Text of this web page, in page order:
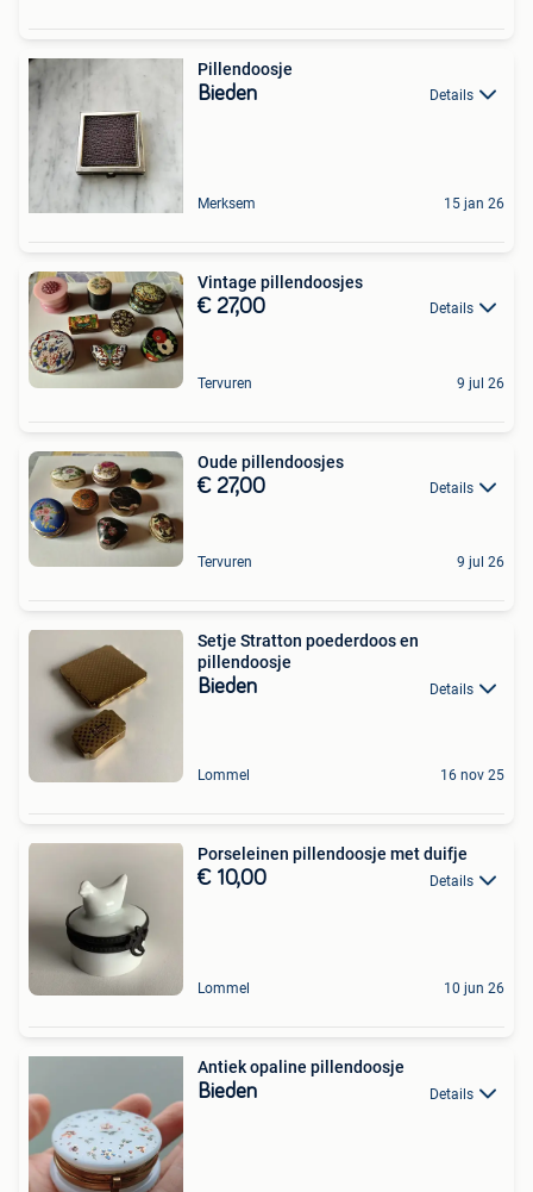
Pillendoosje
Bieden Details
Merksem 15 jan 26
Vintage pillendoosjes
€ 27,00 Details
Tervuren 9 jul 26
Oude pillendoosjes
€ 27,00 Details
Tervuren 9 jul 26
Setje Stratton poederdoos en
pillendoosje
Bieden Details
Lommel 16 nov 25
Porseleinen pillendoosje met duifje
€ 10,00 Details
Lommel 10 jun 26
Antiek opaline pillendoosje
Bieden Details